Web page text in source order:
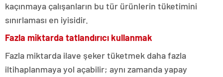
kaçınmaya çalışanların bu tür ürünlerin tüketimini
sınırlaması en iyisidir.
Fazla miktarda tatlandırıcı kullanmak
Fazla miktarda ilave şeker tüketmek daha fazla
iltihaplanmaya yol açabilir; aynı zamanda yapay